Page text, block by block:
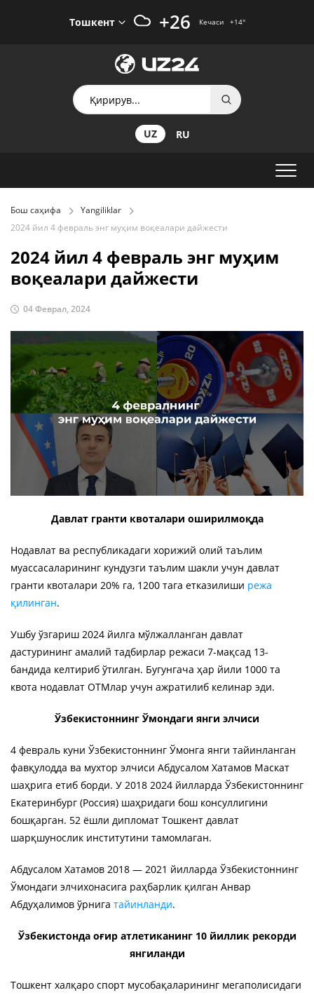
Тошкент +26 Кечаси +14°
UZ RU
Бош саҳифа
Yangiliklar
2024 йил 4 февраль энг муҳим воқеалари дайжести
2024 йил 4 февраль энг муҳим
воқеалари дайжести
04 Феврал, 2024
Давлат гранти квоталари оширилмоқда
Нодавлат ва республикадаги хорижий олий таълим
муассасаларининг кундузги таълим шакли учун давлат
гранти квоталари 20% га, 1200 тага етказилиши режа
қилинган.
Ушбу ўзгариш 2024 йилга мўлжалланган давлат
дастурининг амалий тадбирлар режаси 7-мақсад 13-
бандида келтириб ўтилган. Бугунгача ҳар йили 1000 та
квота нодавлат ОТМлар учун ажратилиб келинар эди.
Ўзбекистоннинг Ўмондаги янги элчиси
4 февраль куни Ўзбекистоннинг Ўмонга янги тайинланган
фавқулодда ва мухтор элчиси Абдусалом Хатамов Маскат
шаҳрига етиб борди. У 2018 2024 йилларда Ўзбекистоннинг
Екатеринбург (Россия) шаҳридаги бош консуллигини
бошқарган. 52 ёшли дипломат Тошкент давлат
шарқшунослик институтини тамомлаган.
Абдусалом Хатамов 2018 — 2021 йилларда Ўзбекистоннинг
Ўмондаги элчихонасига раҳбарлик қилган Анвар
Абдуҳалимов ўрнига тайинланди.
Ўзбекистонда оғир атлетиканинг 10 йиллик рекорди
янгиланди
Тошкент халқаро спорт мусобақаларининг мегаполисидаги